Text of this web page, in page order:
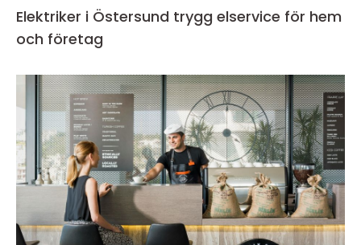
Elektriker i Östersund trygg elservice för hem
och företag